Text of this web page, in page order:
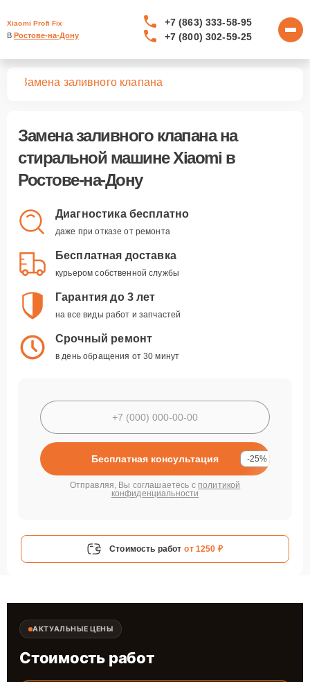
Xiaomi Profi Fix
В Ростове-на-Дону
+7 (863) 333-58-95
+7 (800) 302-59-25
Замена заливного клапана
Замена заливного клапанана
стиральной машине Xiaomi в
Ростове-на-Дону
Диагностика бесплатно
даже при отказе от ремонта
Бесплатная доставка
курьером собственной службы
Гарантия до 3 лет
на все виды работ и запчастей
Срочный ремонт
в день обращения от 30 минут
Бесплатная консультация -25%
Отправляя, Вы соглашаетесь с политикой
конфиденциальности
Стоимость работ от 1250 ₽
АКТУАЛЬНЫЕ ЦЕНЫ
Стоимость работ